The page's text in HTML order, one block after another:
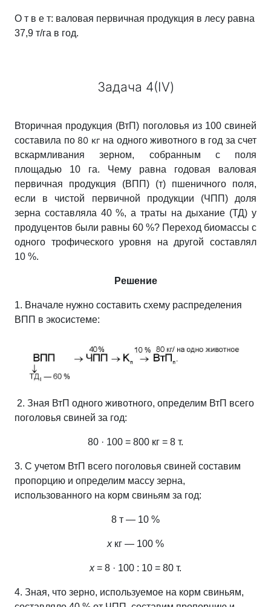
О т в е т: валовая первичная продукция в лесу равна
37,9 т/га в год.
Задача 4(IV)
Вторичная продукция (ВтП) поголовья из 100 свиней
составила по 80 кг на одного животного в год за счет
вскармливания зерном, собранным с поля
площадью 10 га. Чему равна годовая валовая
первичная продукция (ВПП) (т) пшеничного поля,
если в чистой первичной продукции (ЧПП) доля
зерна составляла 40 %, а траты на дыхание (ТД) у
продуцентов были равны 60 %? Переход биомассы с
одного трофического уровня на другой составлял
10 %.
Решение
1. Вначале нужно составить схему распределения
ВПП в экосистеме:
2. Зная ВтП одного животного, определим ВтП всего
поголовья свиней за год:
80 · 100 = 800 кг = 8 т.
3. С учетом ВтП всего поголовья свиней составим
пропорцию и определим массу зерна,
использованного на корм свиньям за год:
8 т — 10 %
хкг — 100 %
х= 8 · 100 : 10 = 80 т.
4. Зная, что зерно, используемое на корм свиньям,